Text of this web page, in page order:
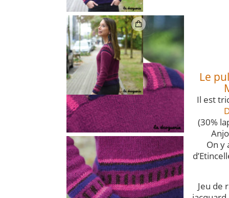
Le
Il est
(30%
On y
Jeu de